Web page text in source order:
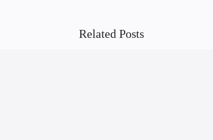
Related Posts